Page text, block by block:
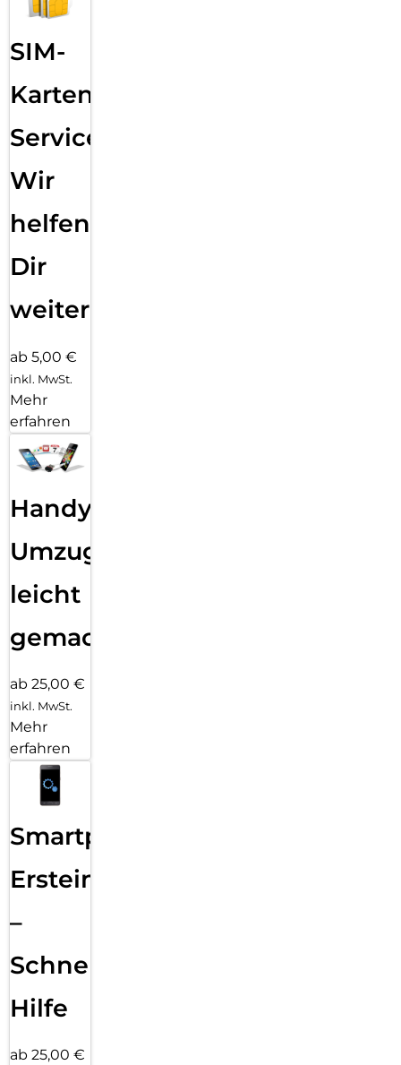
SIM-
Karten
Service:
Wir
helfen
Dir
weiter
ab 5,00 €
inkl. MwSt.
Mehr
erfahren
Handy
Umzug
leicht
gemacht!
ab 25,00 €
inkl. MwSt.
Mehr
erfahren
Smartphone
Ersteinrichtung
–
Schnelle
Hilfe
ab 25,00 €